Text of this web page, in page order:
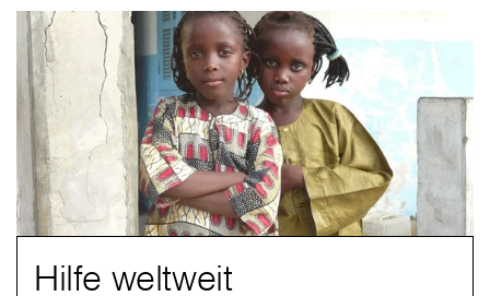
Hilfe weltweit